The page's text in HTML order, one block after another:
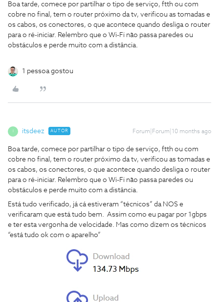
Boa tarde, comece por partilhar o tipo de serviço, ftth ou com
cobre no final, tem o router próximo da tv, verificou as tomadas e
os cabos, os conectores, o que acontece quando desliga o router
para o ré-iniciar. Relembro que o Wi-Fi não passa paredes ou
obstáculos e perde muito com a distância.
1 pessoa gostou
itsdeez AUTOR Forum|Forum|10 months ago
Boa tarde, comece por partilhar o tipo de serviço, ftth ou com
cobre no final, tem o router próximo da tv, verificou as tomadas e
os cabos, os conectores, o que acontece quando desliga o router
para o ré-iniciar. Relembro que o Wi-Fi não passa paredes ou
obstáculos e perde muito com a distância.
Está tudo verificado, já cá estiveram “técnicos” da NOS e
verificaram que está tudo bem. Assim como eu pagar por 1gbps
e ter esta vergonha de velocidade. Mas como dizem os técnicos
“está tudo ok com o aparelho”